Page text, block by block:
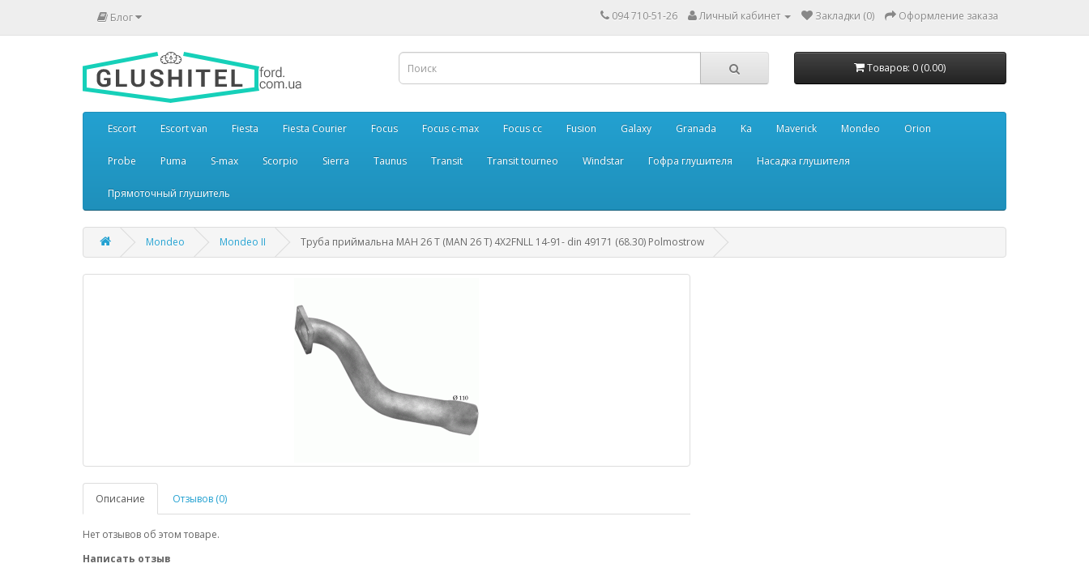
Блог 094 710-51-26 Личный кабинет Закладки (0) Оформление заказа
Товаров: 0 (0.00)
Escort Escort van Fiesta Fiesta Courier Focus Focus c-max Focus cc Fusion Galaxy Granada Ka Maverick Mondeo Orion
Probe Puma S-max Scorpio Sierra Taunus Transit Transit tourneo Windstar Гофра глушителя Насадка глушителя
Прямоточный глушитель
Mondeo Mondeo II Труба приймальна МАН 26 Т (MAN 26 T) 4X2FNLL 14-91- din 49171 (68.30) Polmostrow
Описание Отзывов (0)
Нет отзывов об этом товаре.
Написать отзыв